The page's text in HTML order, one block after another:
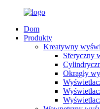
Dom
Produkty
Kreatywny
Sferyczny
Okrągły